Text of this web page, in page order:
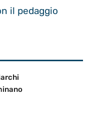
il pedaggio